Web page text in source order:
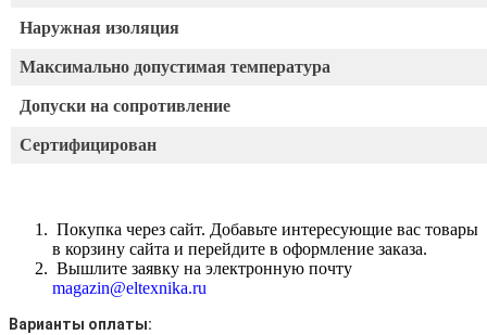
Наружная изоляция
Максимально допустимая температура
Допуски на сопротивление
Сертифицирован
Покупка через сайт. Добавьте интересующие вас товары
в корзину сайта и перейдите в оформление заказа.
Вышлите заявку на электронную почту
magazin@eltexnika.ru
Варианты оплаты: